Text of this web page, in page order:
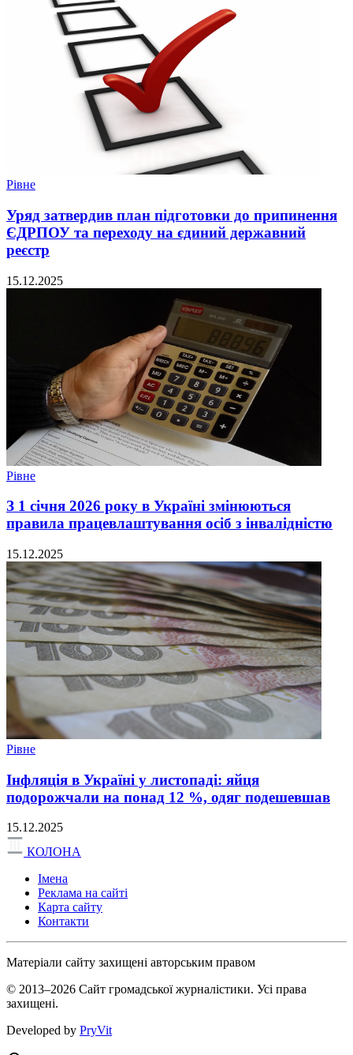
Рівне
Уряд затвердив план підготовки до припинення
ЄДРПОУ та переходу на єдиний державний
реєстр
15.12.2025
Рівне
З 1 січня 2026 року в Україні змінюються
правила працевлаштування осіб з інвалідністю
15.12.2025
Рівне
Інфляція в Україні у листопаді: яйця
подорожчали на понад 12 %, одяг подешевшав
15.12.2025
КОЛОНА
Імена
Реклама на сайті
Карта сайту
Контакти
Матеріали сайту захищені авторським правом
© 2013–2026 Сайт громадської журналістики. Усі права
захищені.
Developed by PryVit